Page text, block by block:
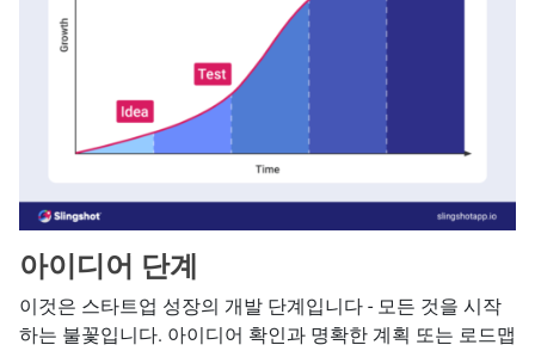
아이디어 단계
이것은 스타트업 성장의 개발 단계입니다 - 모든 것을 시작
하는 불꽃입니다. 아이디어 확인과 명확한 계획 또는 로드맵